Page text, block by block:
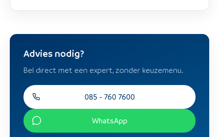
Advies nodig?
Bel direct met een expert, zonder keuzemenu.
085 - 760 7600
WhatsApp